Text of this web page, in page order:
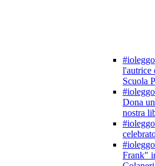
l'autrice
Scuola
Dona
nostra
Frank"